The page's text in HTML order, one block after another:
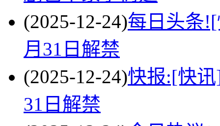
(2025-12-24)每日头条
月31日解禁
(2025-12-24)快报:[快
31日解禁